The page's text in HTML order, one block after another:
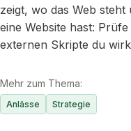
zeigt, wo das Web
eine Website hast: Prüfe
externen Skripte du
Mehr zum Thema:
Anlässe Strategie